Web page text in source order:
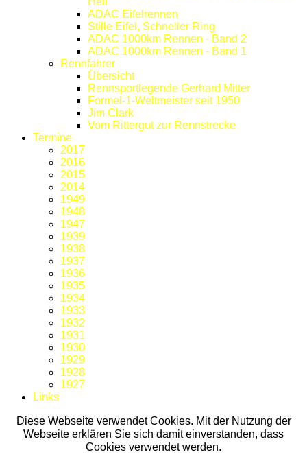
ADAC Eifelrennen
Stille Eifel, Schneller Ring
ADAC 1000km Rennen - Band 2
ADAC 1000km Rennen - Band 1
Rennfahrer
Übersicht
Rennsportlegende Gerhard Mitter
Formel-1-Weltmeister seit 1950
Jim Clark
Vom Rittergut zur Rennstrecke
Termine
2017
2016
2015
2014
1949
1948
1947
1939
1938
1937
1936
1935
1934
1933
1932
1931
1930
1929
1928
1927
Links
Diese Webseite verwendet Cookies. Mit der Nutzung der
Webseite erklären Sie sich damit einverstanden, dass
Cookies verwendet werden.